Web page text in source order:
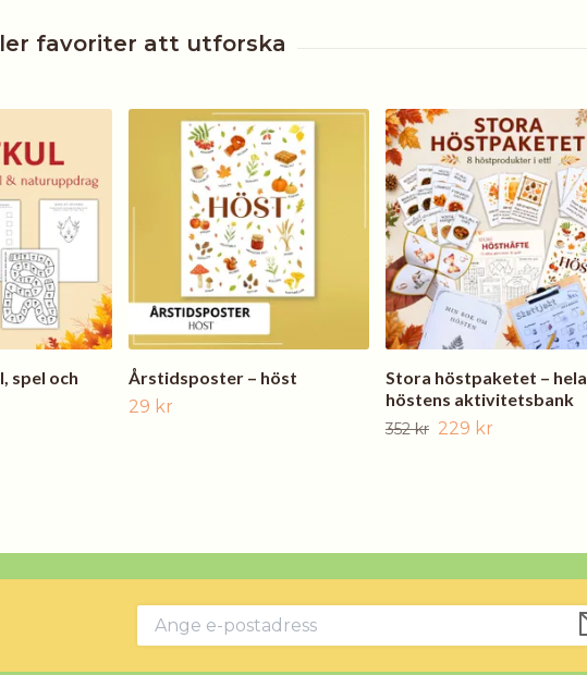
spel och
Årstidsposter – höst
29 kr
Stora höstpaketet – hela
höstens aktivitetsbank
352 kr 229 kr